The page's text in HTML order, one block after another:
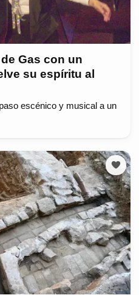
Gas con un
su espíritu al
escénico y musical a un